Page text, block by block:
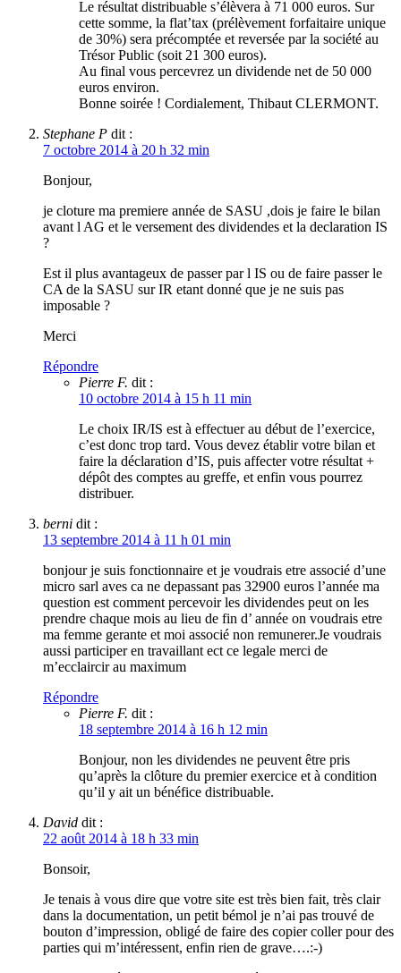
Le résultat distribuable s’élèvera à 71 000 euros. Sur
cette somme, la flat’tax (prélèvement forfaitaire unique
de 30%) sera précomptée et reversée par la société au
Trésor Public (soit 21 300 euros).
Au final vous percevrez un dividende net de 50 000
euros environ.
Bonne soirée ! Cordialement, Thibaut CLERMONT.
Stephane P dit :
7 octobre 2014 à 20 h 32 min
Bonjour,
je cloture ma premiere année de SASU ,dois je faire le bilan
avant l AG et le versement des dividendes et la declaration IS
?
Est il plus avantageux de passer par l IS ou de faire passer le
CA de la SASU sur IR etant donné que je ne suis pas
imposable ?
Merci
Répondre
Pierre F. dit :
10 octobre 2014 à 15 h 11 min
Le choix IR/IS est à effectuer au début de l’exercice,
c’est donc trop tard. Vous devez établir votre bilan et
faire la déclaration d’IS, puis affecter votre résultat +
dépôt des comptes au greffe, et enfin vous pourrez
distribuer.
berni dit :
13 septembre 2014 à 11 h 01 min
bonjour je suis fonctionnaire et je voudrais etre associé d’une
micro sarl aves ca ne depassant pas 32900 euros l’année ma
question est comment percevoir les dividendes peut on les
prendre chaque mois au lieu de fin d’ année on voudrais etre
ma femme gerante et moi associé non remunerer.Je voudrais
aussi participer en travaillant ect ce legale merci de
m’ecclaircir au maximum
Répondre
Pierre F. dit :
18 septembre 2014 à 16 h 12 min
Bonjour, non les dividendes ne peuvent être pris
qu’après la clôture du premier exercice et à condition
qu’il y ait un bénéfice distribuable.
David dit :
22 août 2014 à 18 h 33 min
Bonsoir,
Je tenais à vous dire que votre site est très bien fait, très clair
dans la documentation, un petit bémol je n’ai pas trouvé de
bouton d’impression, obligé de faire des copier coller pour des
parties qui m’intéressent, enfin rien de grave….:-)